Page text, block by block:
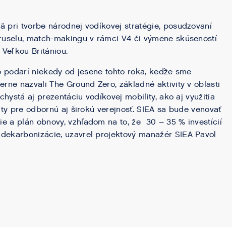
pri tvorbe národnej vodíkovej stratégie, posudzovaní
match-makingu v rámci V4 či výmene skúseností
Britániou.
podarí niekedy od jesene tohto roka, keďže sme
nazvali The Ground Zero, základné aktivity v oblasti
aj prezentáciu vodíkovej mobility, ako aj využitia
pre odbornú aj širokú verejnosť. SIEA sa bude venovať
a plán obnovy, vzhľadom na to, že 30 – 35 % investícií
uzavrel projektový manažér SIEA Pavol